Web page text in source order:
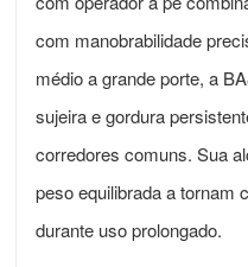
com manobrabilidade
médio a grande porte, a
sujeira e gordura
corredores comuns. Sua
peso equilibrada a tornam
durante uso prolongado.